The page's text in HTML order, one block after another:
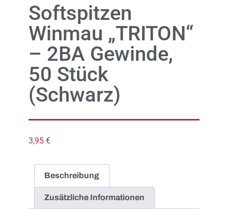
Softspitzen
Winmau „TRITON“
– 2BA Gewinde,
50 Stück
(Schwarz)
3,95 €
Beschreibung
Zusätzliche Informationen